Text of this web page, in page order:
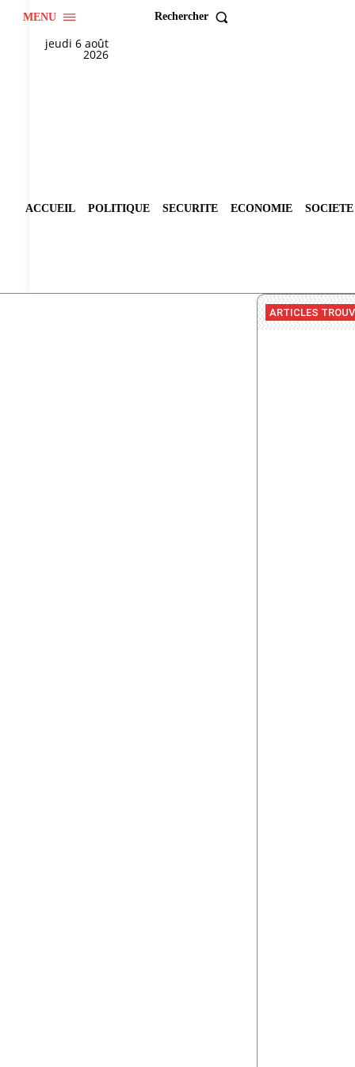
MENU Rechercher
jeudi 6 août
2026
ACCUEIL POLITIQUE SECURITE ECONOMIE SOCIETE
ARTICLES